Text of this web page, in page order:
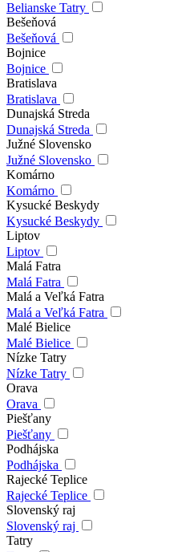
Belianske Tatry
Bešeňová
Bešeňová
Bojnice
Bojnice
Bratislava
Bratislava
Dunajská Streda
Dunajská Streda
Južné Slovensko
Južné Slovensko
Komárno
Komárno
Kysucké Beskydy
Kysucké Beskydy
Liptov
Liptov
Malá Fatra
Malá Fatra
Malá a Veľká Fatra
Malá a Veľká Fatra
Malé Bielice
Malé Bielice
Nízke Tatry
Nízke Tatry
Orava
Orava
Piešťany
Piešťany
Podhájska
Podhájska
Rajecké Teplice
Rajecké Teplice
Slovenský raj
Slovenský raj
Tatry